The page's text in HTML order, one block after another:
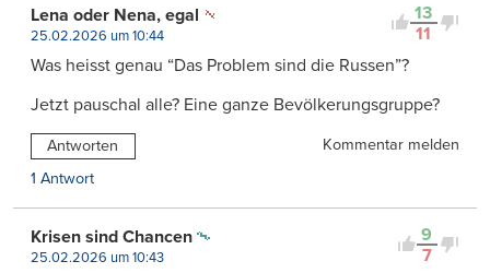
13
11
Lena oder Nena, egal
25.02.2026 um 10:44
Was heisst genau “Das Problem sind die Russen”?
Jetzt pauschal alle? Eine ganze Bevölkerungsgruppe?
Antworten
Kommentar melden
1 Antwort
9
7
Krisen sind Chancen
25.02.2026 um 10:43